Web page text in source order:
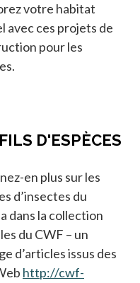
votre habitat
avec ces projets de
pour les
D'ESPÈCES
en plus sur les
d’insectes du
dans la collection
du CWF – un
d’articles issus des
http://cwf-